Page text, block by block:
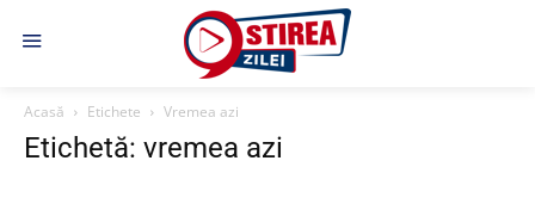
Acasă Etichete Vremea azi
Etichetă: vremea azi